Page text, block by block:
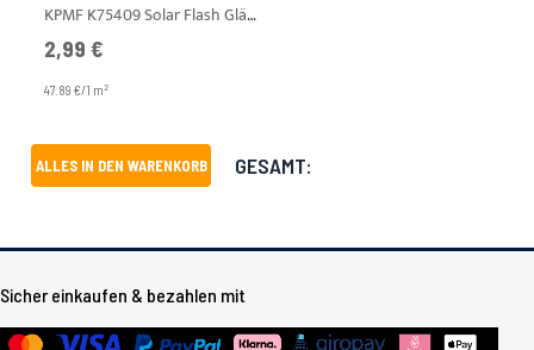
KPMF K75409 Solar Flash Glänzend A4
2,99 €
47.89 €/1 m2
ALLES IN DEN WARENKORB GESAMT:
Sicher einkaufen & bezahlen mit